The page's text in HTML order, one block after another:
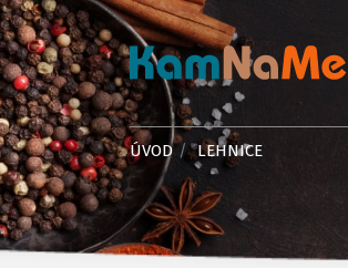
ÚVOD LEHNICE